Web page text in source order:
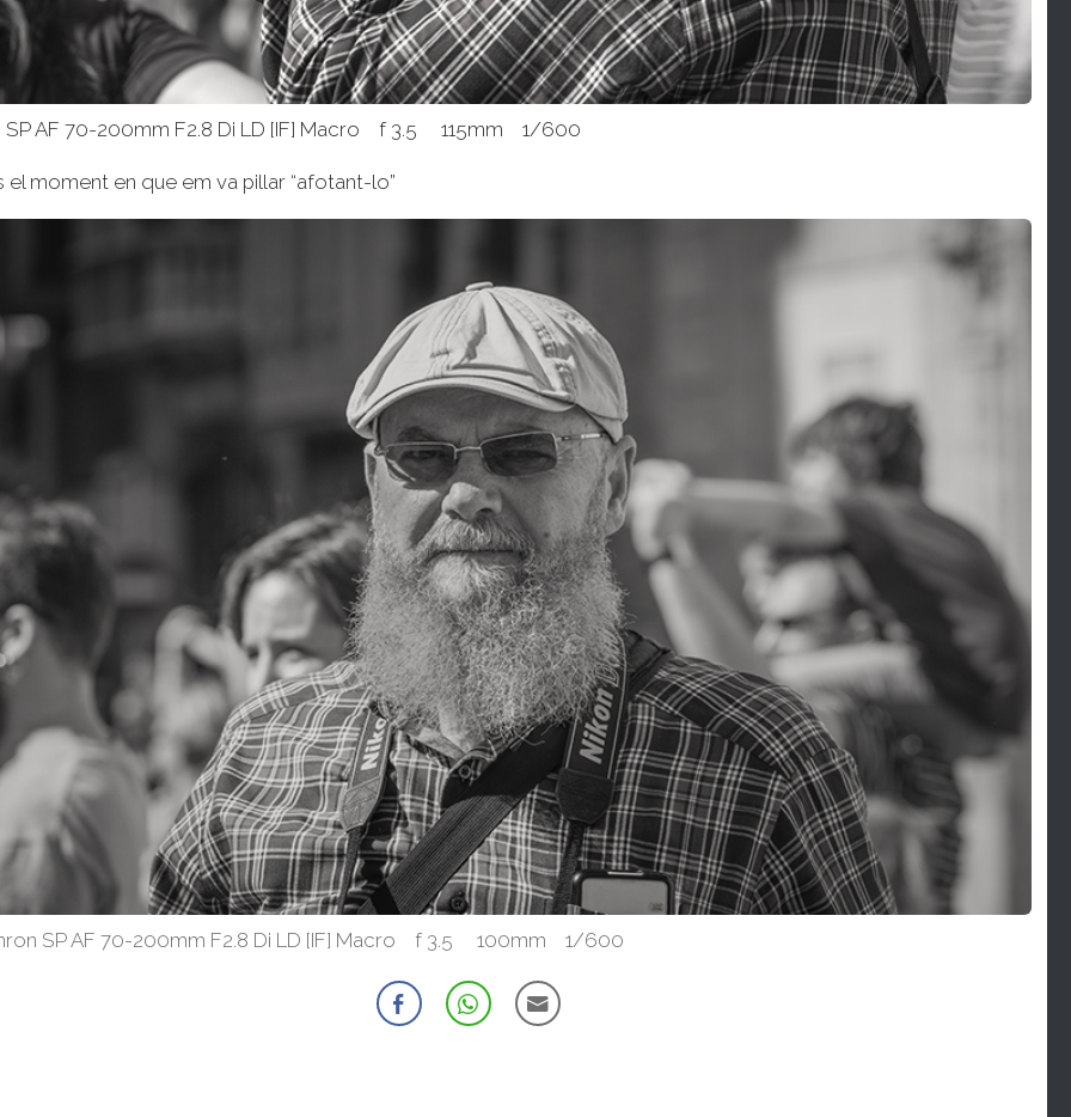
SP AF 70-200mm F2.8 Di LD [IF] Macro f 3.5 115mm 1/600
moment en que em va pillar “afotant-lo”
SP AF 70-200mm F2.8 Di LD [IF] Macro f 3.5 100mm 1/600